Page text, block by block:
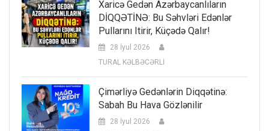
Xaricə Gedən Azərbaycanlıların
DİQQƏTİNƏ: Bu Səhvləri Edənlər
Pullarını Itirir, Küçədə Qalır!
28 İyul 2026
TURAL KƏLBƏCƏRLİ
Çimərliyə Gedənlərin Diqqətinə:
Sabah Bu Hava Gözlənilir
28 İyul 2026